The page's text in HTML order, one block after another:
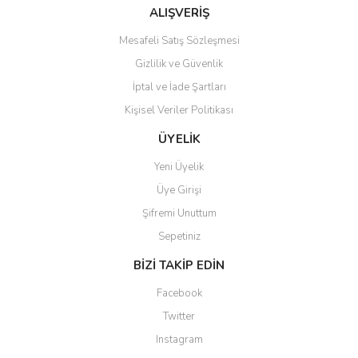
Gönder
ALIŞVERİŞ
Mesafeli Satış Sözleşmesi
Gizlilik ve Güvenlik
İptal ve İade Şartları
Kişisel Veriler Politikası
ÜYELİK
Yeni Üyelik
Üye Girişi
Şifremi Unuttum
Sepetiniz
BİZİ TAKİP EDİN
Facebook
Twitter
Instagram